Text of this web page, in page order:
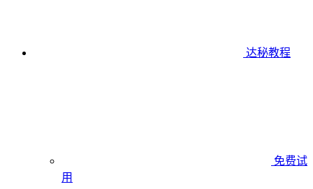
达秘教程
免费试
用